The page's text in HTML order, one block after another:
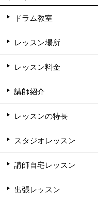
ドラム教室
レッスン場所
レッスン料金
講師紹介
レッスンの特長
スタジオレッスン
講師自宅レッスン
出張レッスン